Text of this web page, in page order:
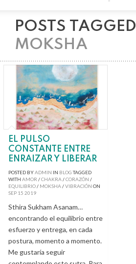
POSTS TAGGED
MOKSHA
EL PULSO
CONSTANTE ENTRE
ENRAIZAR Y LIBERAR
POSTED BYADMIN IN BLOGTAGGED
WITH AMOR /CHAKRA /CORAZÓN /
EQUILIBRIO/ MOKSHA /VIBRACIÓN ON
SEP 15 2019
Sthira Sukham Asanam…
encontrando el equilibrio entre
esfuerzo y entrega, en cada
postura, momento a momento.
Me gustaría seguir